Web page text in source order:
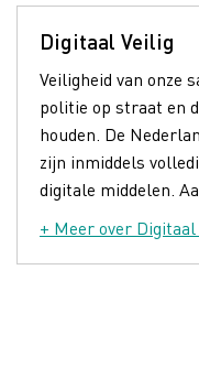
Digitaal Veilig
Veiligheid van onze
politie op straat en
houden. De
zijn inmiddels
digitale middelen.
+ Meer over Digitaal